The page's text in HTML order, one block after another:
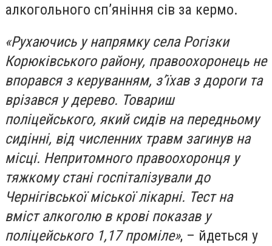
алкогольного сп’яніння сів за кермо.
«Рухаючись у напрямку села Рогізки
Корюківського району, правоохоронець не
впорався з керуванням, з’їхав з дороги та
врізався у дерево. Товариш
поліцейського, який сидів на передньому
сидінні, від численних травм загинув на
місці. Непритомного правоохоронця у
тяжкому стані госпіталізували до
Чернігівської міської лікарні. Тест на
вміст алкоголю в крові показав у
поліцейського 1,17 проміле», – йдеться у